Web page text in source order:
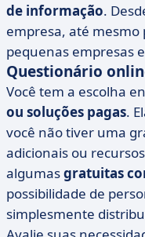
de informação.
empresa, até mesmo
pequenas empresas
Questionário
Você tem a escolha
ou soluções pagas.
você não tiver uma
adicionais ou
algumasgratuitas
possibilidade de
simplesmente